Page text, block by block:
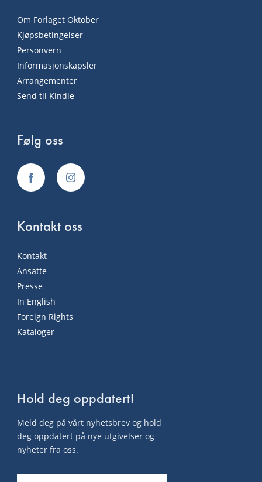
Om Forlaget Oktober
Kjøpsbetingelser
Personvern
Informasjonskapsler
Arrangementer
Send til Kindle
Følg oss
Kontakt oss
Kontakt
Ansatte
Presse
In English
Foreign Rights
Kataloger
Hold deg oppdatert!
Meld deg på vårt nyhetsbrev og hold
deg oppdatert på nye utgivelser og
nyheter fra oss.